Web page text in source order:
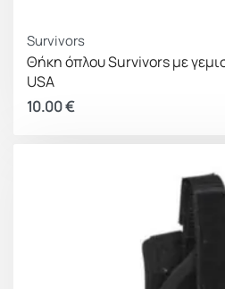
Survivors
Θήκη όπλου Survivors με
USA
10.00€